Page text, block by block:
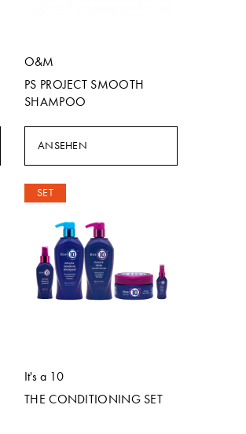
O&M
PS PROJECT SMOOTH
SHAMPOO
ANSEHEN
SET
It's a 10
THE CONDITIONING SET